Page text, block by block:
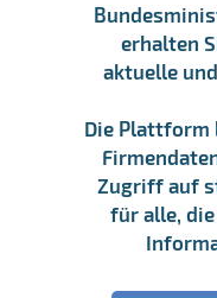
erhalten
aktuelle
Die
Zugriff auf
für alle,